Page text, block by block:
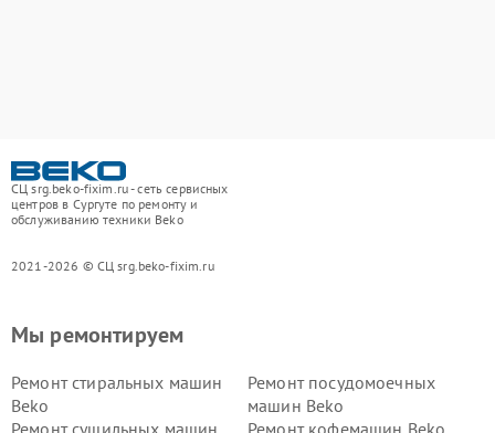
СЦ srg.beko-fixim.ru - сеть сервисных
центров в Сургуте по ремонту и
обслуживанию техники Beko
2021-2026 © СЦ srg.beko-fixim.ru
Мы ремонтируем
Ремонт стиральных машин
Beko
Ремонт посудомоечных
машин Beko